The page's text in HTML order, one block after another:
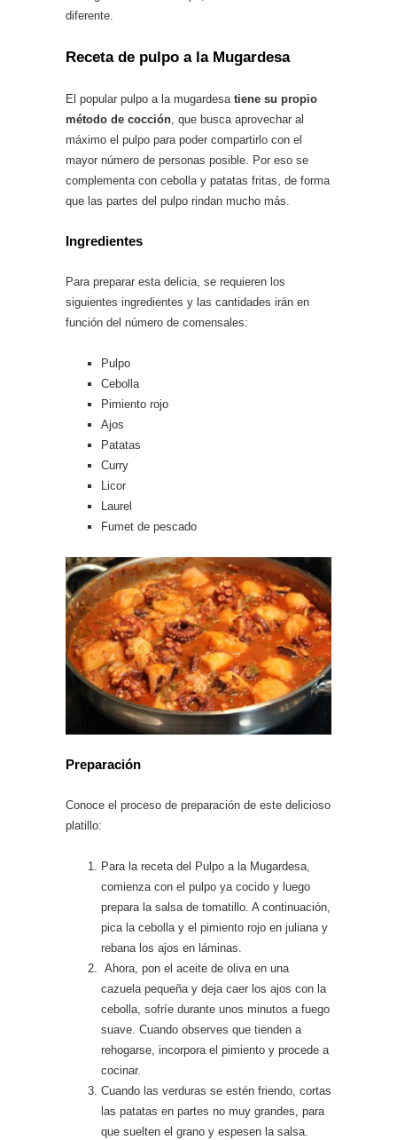
diferente.
Receta de pulpo a la Mugardesa
El popular pulpo a la mugardesa tiene su propio
método de cocción, que busca aprovechar al
máximo el pulpo para poder compartirlo con el
mayor número de personas posible. Por eso se
complementa con cebolla y patatas fritas, de forma
que las partes del pulpo rindan mucho más.
Ingredientes
Para preparar esta delicia, se requieren los
siguientes ingredientes y las cantidades irán en
función del número de comensales:
Pulpo
Cebolla
Pimiento rojo
Ajos
Patatas
Curry
Licor
Laurel
Fumet de pescado
Preparación
Conoce el proceso de preparación de este delicioso
platillo:
Para la receta del Pulpo a la Mugardesa,
comienza con el pulpo ya cocido y luego
prepara la salsa de tomatillo. A continuación,
pica la cebolla y el pimiento rojo en juliana y
rebana los ajos en láminas.
Ahora, pon el aceite de oliva en una
cazuela pequeña y deja caer los ajos con la
cebolla, sofríe durante unos minutos a fuego
suave. Cuando observes que tienden a
rehogarse, incorpora el pimiento y procede a
cocinar.
Cuando las verduras se estén friendo, cortas
las patatas en partes no muy grandes, para
que suelten el grano y espesen la salsa.